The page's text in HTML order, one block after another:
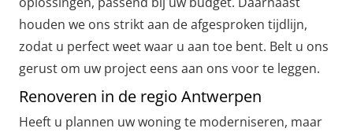
houden we ons strikt aan de afgesproken tijdlijn,
zodat u perfect weet waar u aan toe bent. Belt u ons
gerust om uw project eens aan ons voor te leggen.
Renoveren in de regio Antwerpen
Heeft u plannen uw woning te moderniseren, maar